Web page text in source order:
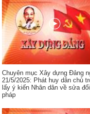
Chuyên mục Xây dựng Đảng
21/5/2025: Phát huy dân chủ
lấy ý kiến Nhân dân về sửa
pháp